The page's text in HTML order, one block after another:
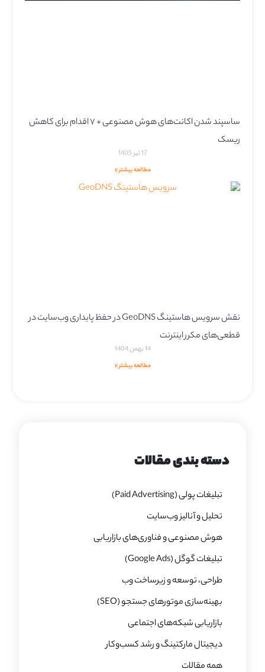
ساسپند شدن اکانت‌های هوش مصنوعی + ۷ اقدام برای کاهش
ریسک
17 تیر 1405
مطالعه بیشتر »
نقش سرویس هاستینگ GeoDNS در حفظ پایداری وب‌سایت در
قطعی‌های مکرر اینترنت
14 بهمن 1404
مطالعه بیشتر »
دسته بندی مقالات
تبلیغات پولی (Paid Advertising)
تحلیل و آنالیز وب‌سایت
هوش مصنوعی و فناوری‌های بازاریابی
تبلیغات گوگل (Google Ads)
طراحی، توسعه و زیرساخت وب
بهینه‌سازی موتورهای جستجو (SEO)
بازاریابی شبکه‌های اجتماعی
دیجیتال مارکتینگ و رشد کسب‌وکار
همه مقالات